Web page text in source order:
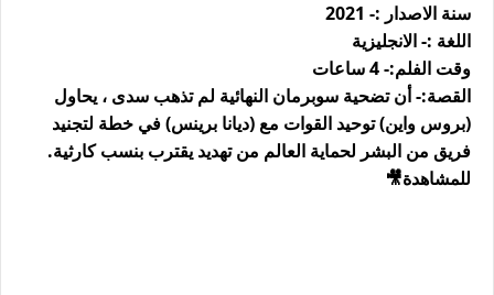
سنة الاصدار :- 2021
اللغة :- الانجليزية
وقت الفلم:- 4 ساعات
القصة:- أن تضحية سوبرمان النهائية لم تذهب سدى ، يحاول
(بروس واين) توحيد القوات مع (ديانا برينس) في خطة لتجنيد
فريق من البشر لحماية العالم من تهديد يقترب بنسب كارثية.
للمشاهدة🎥